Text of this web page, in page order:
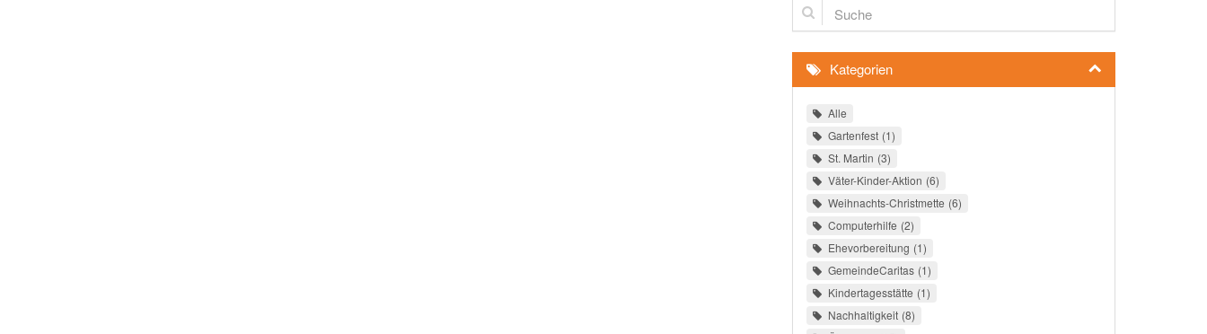
Kategorien
Alle
Gartenfest 1
St. Martin 3
Väter-Kinder-Aktion 6
Weihnachts-Christmette 6
Computerhilfe 2
Ehevorbereitung 1
GemeindeCaritas 1
Kindertagesstätte 1
Nachhaltigkeit 8